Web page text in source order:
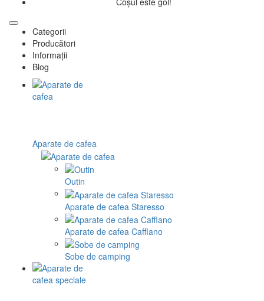
Categorii
Producători
Informații
Blog
Aparate de cafea
Outin
Aparate de cafea Staresso
Aparate de cafea Cafflano
Sobe de camping